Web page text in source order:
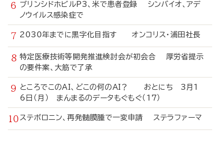
ブリンシドホビルP3、米で患者登録 シンバイオ、アデ
ノウイルス感染症で
2030年までに黒字化目指す オンコリス・浦田社長
特定医療技術等開発推進検討会が初会合 厚労省提示
の要件案、大筋で了承
ところでこのAI、どこの何のAI？ おとにち 3月1
6日（月） まんまるのデータもぐもぐ（17）
ステボロニン、再発髄膜腫で一変申請 ステラファーマ